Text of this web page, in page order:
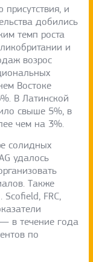
и
добились
темп роста
и
возрос
Востоке
В Латинской
свыше 5%, в
чем на 3%.
солидных
удалось
Также
FRC,
в течение года
по